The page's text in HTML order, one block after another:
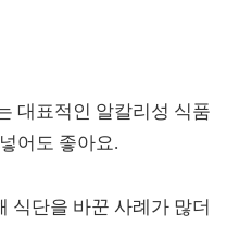
대표적인 알칼리성 식품
어도 좋아요.
식단을 바꾼 사례가 많더